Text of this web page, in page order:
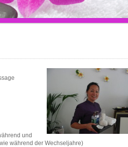
und
während der Wechseljahre)